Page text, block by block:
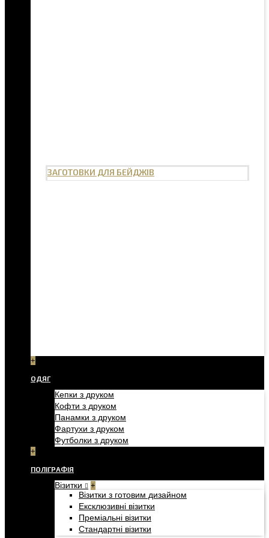
ЗАГОТОВКИ ДЛЯ БЕЙДЖІВ
+
ОДЯГ
Кепки з друком
Кофти з друком
Панамки з друком
Фартухи з друком
Футболки з друком
+
ПОЛІГРАФІЯ
Візитки +
Візитки з готовим дизайном
Ексклюзивні візитки
Преміальні візитки
Стандартні візитки